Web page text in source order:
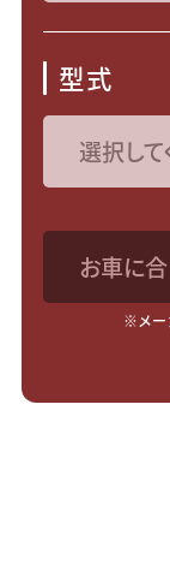
型式
お車に
※メー